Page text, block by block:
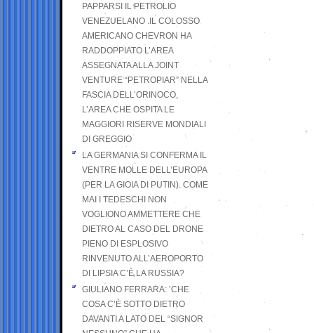
PAPPARSI IL PETROLIO
VENEZUELANO .IL COLOSSO
AMERICANO CHEVRON HA
RADDOPPIATO L’AREA
ASSEGNATA ALLA JOINT
VENTURE “PETROPIAR” NELLA
FASCIA DELL’ORINOCO,
L’AREA CHE OSPITA LE
MAGGIORI RISERVE MONDIALI
DI GREGGIO
LA GERMANIA SI CONFERMA IL
VENTRE MOLLE DELL’EUROPA
(PER LA GIOIA DI PUTIN). COME
MAI I TEDESCHI NON
VOGLIONO AMMETTERE CHE
DIETRO AL CASO DEL DRONE
PIENO DI ESPLOSIVO
RINVENUTO ALL’AEROPORTO
DI LIPSIA C’È LA RUSSIA?
GIULIANO FERRARA: ’CHE
COSA C’È SOTTO DIETRO
DAVANTI A LATO DEL “SIGNOR